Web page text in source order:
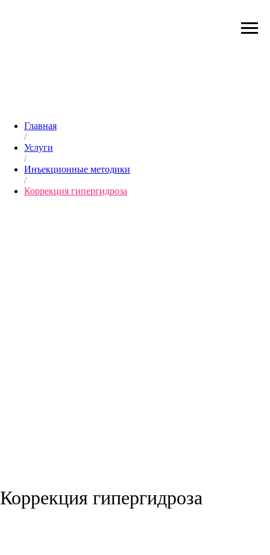
Главная
/
Услуги
/
Инъекционные методики
/
Коррекция гипергидроза
Коррекция гипергидроза